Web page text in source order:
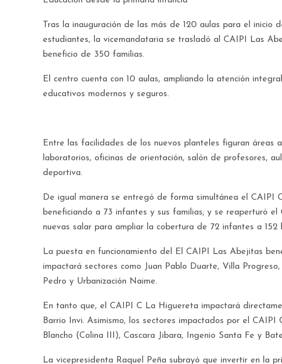
Tras la inauguración de las más de 120 aulas para el inicio
estudiantes, la vicemandataria se trasladó al CAIPI Las
beneficio de 350 familias.
El centro cuenta con 10 aulas, ampliando la atención
educativos modernos y seguros.
Entre las facilidades de los nuevos planteles figuran áreas
laboratorios, oficinas de orientación, salón de profesores,
deportiva.
De igual manera se entregó de forma simultánea el CAIPI
beneficiando a 73 infantes y sus familias; y se reaperturó
nuevas salar para ampliar la cobertura de 72 infantes a 152
La puesta en funcionamiento del El CAIPI Las Abejitas
impactará sectores como Juan Pablo Duarte, Villa
Pedro y Urbanización Naime.
En tanto que, el CAIPI C La Higuereta impactará
Barrio Invi. Asimismo, los sectores impactados por el CAIPI
Blancho (Colina III), Cascara Jibara, Ingenio Santa Fe y
La vicepresidenta Raquel Peña subrayó que invertir en la